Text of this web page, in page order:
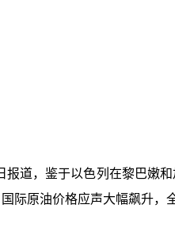
道，鉴于以色列在黎巴嫩
原油价格应声大幅飙升，